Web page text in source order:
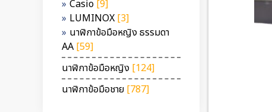
Casio [9]
LUMINOX [3]
นาฬิกาข้อมือหญิง ธรรมดา
AA [59]
นาฬิกาข้อมือหญิง [124]
นาฬิกาข้อมือชาย [787]